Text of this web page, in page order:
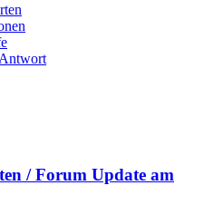
/ Forum Update am